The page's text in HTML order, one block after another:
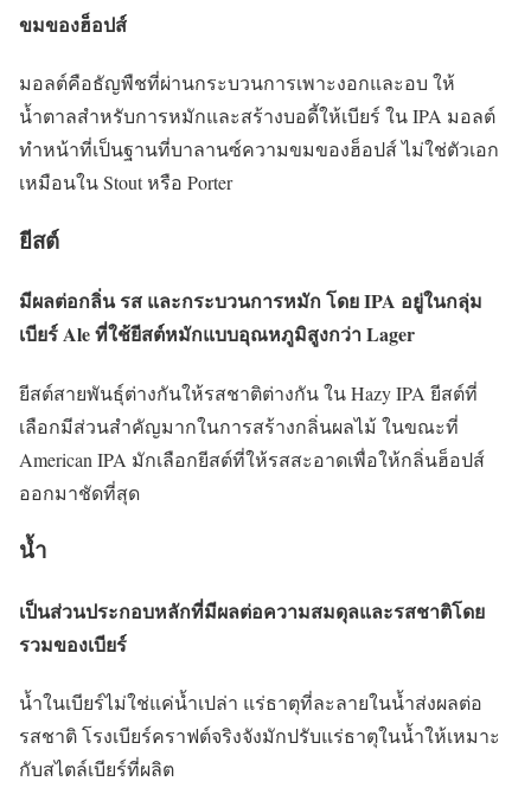
ขมของฮ็อปส์
มอลต์คือธัญพืชที่ผ่านกระบวนการเพาะงอกและอบ ให้
น้ำตาลสำหรับการหมักและสร้างบอดี้ให้เบียร์ ใน IPA มอลต์
ทำหน้าที่เป็นฐานที่บาลานซ์ความขมของฮ็อปส์ ไม่ใช่ตัวเอก
เหมือนใน Stout หรือ Porter
ยีสต์
มีผลต่อกลิ่น รส และกระบวนการหมัก โดย IPA อยู่ในกลุ่ม
เบียร์ Ale ที่ใช้ยีสต์หมักแบบอุณหภูมิสูงกว่า Lager
ยีสต์สายพันธุ์ต่างกันให้รสชาติต่างกัน ใน Hazy IPA ยีสต์ที่
เลือกมีส่วนสำคัญมากในการสร้างกลิ่นผลไม้ ในขณะที่
American IPA มักเลือกยีสต์ที่ให้รสสะอาดเพื่อให้กลิ่นฮ็อปส์
ออกมาชัดที่สุด
น้ำ
เป็นส่วนประกอบหลักที่มีผลต่อความสมดุลและรสชาติโดย
รวมของเบียร์
น้ำในเบียร์ไม่ใช่แค่น้ำเปล่า แร่ธาตุที่ละลายในน้ำส่งผลต่อ
รสชาติ โรงเบียร์คราฟต์จริงจังมักปรับแร่ธาตุในน้ำให้เหมาะ
กับสไตล์เบียร์ที่ผลิต